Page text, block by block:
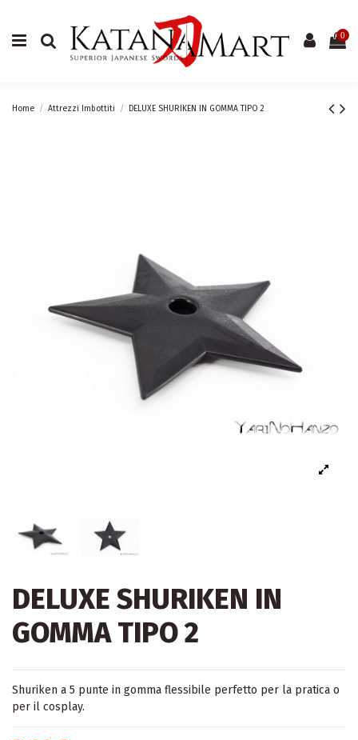
0
Home Attrezzi Imbottiti DELUXE SHURIKEN IN GOMMA TIPO 2
DELUXE SHURIKEN IN
GOMMA TIPO 2
Shuriken a 5 punte in gomma flessibile perfetto per la pratica o
per il cosplay.